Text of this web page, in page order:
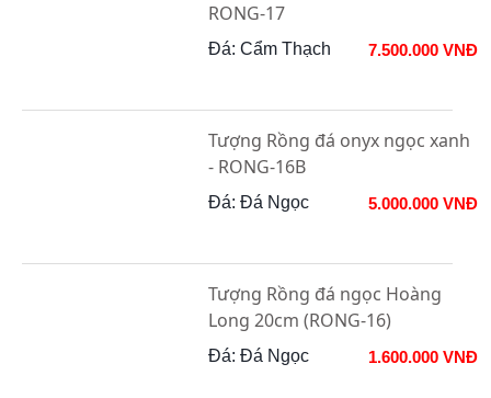
RONG-17
Đá: Cẩm Thạch 7.500.000 VNĐ
Tượng Rồng đá onyx ngọc xanh
- RONG-16B
Đá: Đá Ngọc 5.000.000 VNĐ
Tượng Rồng đá ngọc Hoàng
Long 20cm (RONG-16)
Đá: Đá Ngọc 1.600.000 VNĐ